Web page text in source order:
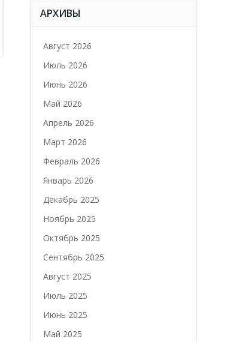
АРХИВЫ
Август 2026
Июль 2026
Июнь 2026
Май 2026
Апрель 2026
Март 2026
Февраль 2026
Январь 2026
Декабрь 2025
Ноябрь 2025
Октябрь 2025
Сентябрь 2025
Август 2025
Июль 2025
Июнь 2025
Май 2025